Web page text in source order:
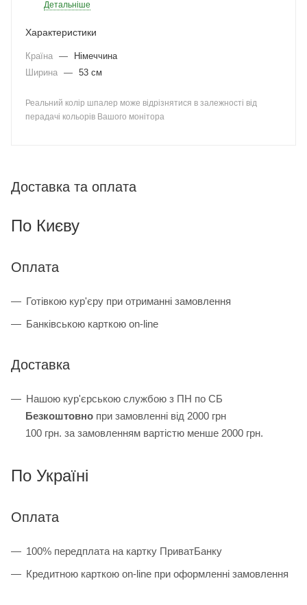
Детальніше
Характеристики
Країна —
Німеччина
Ширина — 53 см
Реальний колір шпалер може відрізнятися в залежності від
перадачі кольорів Вашого монітора
Доставка та оплата
По Києву
Оплата
Готівкою кур'єру при отриманні замовлення
Банківською карткою on-line
Доставка
Нашою кур'єрською службою з ПН по СБ
Безкоштовно при замовленні від 2000 грн
100 грн. за замовленням вартістю менше 2000 грн.
По Україні
Оплата
100% передплата на картку ПриватБанку
Кредитною карткою on-line при оформленні замовлення